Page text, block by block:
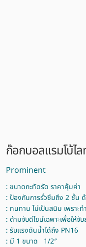
ก๊อกบอลแรมโบ้ไ
Prominent
: ขนาดกะทัดรัด ราคาคุ้มค่า
: ป้องกันการรั่วซึมถึง 2 ชั้น
: ทนทาน ไม่เป็นสนิม เพราะ
: ด้ามจับดีไซน์เฉพาะเพื่อให้
: รับแรงดันน้ำได้ถึง PN16
: มี 1 ขนาด 1/2″